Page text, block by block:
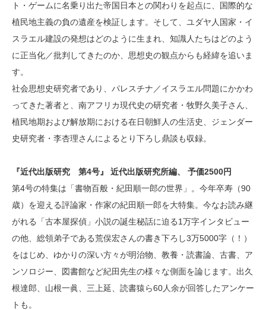
ト・ゲームに名乗り出た帝国日本との関わりを起点に、国際的な
植民地主義の負の遺産を検証します。そして、ユダヤ人国家・イ
スラエル建設の発想はどのように生まれ、知識人たちはどのよう
に正当化／批判してきたのか、思想史の観点からも経緯を追いま
す。
社会思想史研究者であり、パレスチナ／イスラエル問題にかかわ
ってきた著者と、南アフリカ現代史の研究者・牧野久美子さん、
植民地期および解放期における在日朝鮮人の生活史、ジェンダー
史研究者・李杏理さんによるとり下ろし鼎談も収録。
『近代出版研究 第4号』 近代出版研究所編、 予価2500円
第4号の特集は「書物百般・紀田順一郎の世界」。今年卒寿（90
歳）を迎える評論家・作家の紀田順一郎を大特集。今なお読み継
がれる「古本屋探偵」小説の誕生秘話に迫る1万字インタビュー
の他、総領弟子である荒俣宏さんの書き下ろし3万5000字（！）
をはじめ、ゆかりの深い方々が明治物、教養・読書論、古書、ア
ンソロジー、図書館など紀田先生の様々な側面を論じます。出久
根達郎、山根一眞、三上延、読書猿ら60人余が回答したアンケー
トも。